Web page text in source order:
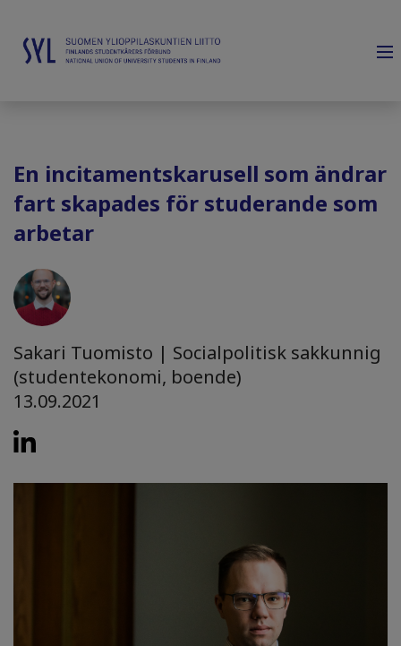
En incitamentskarusell som ändrar
fart skapades för studerande som
arbetar
Sakari Tuomisto | Socialpolitisk sakkunnig
(studentekonomi, boende)
13.09.2021